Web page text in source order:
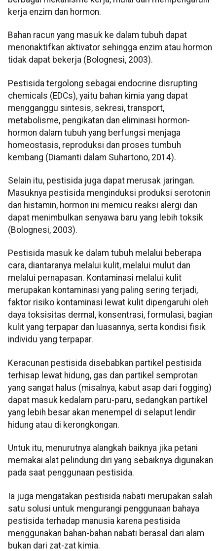
kerja enzim dan hormon.
Bahan racun yang masuk ke dalam tubuh dapat
menonaktifkan aktivator sehingga enzim atau hormon
tidak dapat bekerja (Bolognesi, 2003).
Pestisida tergolong sebagai endocrine disrupting
chemicals (EDCs), yaitu bahan kimia yang dapat
mengganggu sintesis, sekresi, transport,
metabolisme, pengikatan dan eliminasi hormon-
hormon dalam tubuh yang berfungsi menjaga
homeostasis, reproduksi dan proses tumbuh
kembang (Diamanti dalam Suhartono, 2014).
Selain itu, pestisida juga dapat merusak jaringan.
Masuknya pestisida menginduksi produksi serotonin
dan histamin, hormon ini memicu reaksi alergi dan
dapat menimbulkan senyawa baru yang lebih toksik
(Bolognesi, 2003).
Pestisida masuk ke dalam tubuh melalui beberapa
cara, diantaranya melalui kulit, melalui mulut dan
melalui pernapasan. Kontaminasi melalui kulit
merupakan kontaminasi yang paling sering terjadi,
faktor risiko kontaminasi lewat kulit dipengaruhi oleh
daya toksisitas dermal, konsentrasi, formulasi, bagian
kulit yang terpapar dan luasannya, serta kondisi fisik
individu yang terpapar.
Keracunan pestisida disebabkan partikel pestisida
terhisap lewat hidung, gas dan partikel semprotan
yang sangat halus (misalnya, kabut asap dari fogging)
dapat masuk kedalam paru-paru, sedangkan partikel
yang lebih besar akan menempel di selaput lendir
hidung atau di kerongkongan.
Untuk itu, menurutnya alangkah baiknya jika petani
memakai alat pelindung diri yang sebaiknya digunakan
pada saat penggunaan pestisida.
Ia juga mengatakan pestisida nabati merupakan salah
satu solusi untuk mengurangi penggunaan bahaya
pestisida terhadap manusia karena pestisida
menggunakan bahan-bahan nabati berasal dari alam
bukan dari zat-zat kimia.